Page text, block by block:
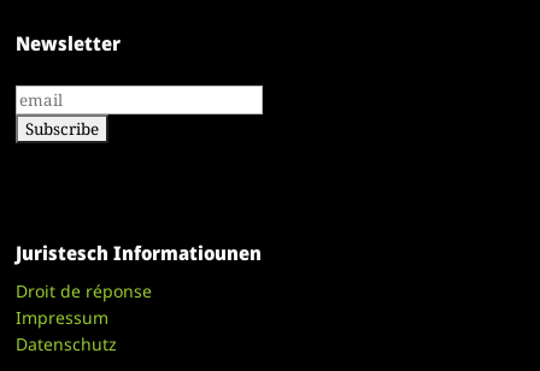
Newsletter
Juristesch Informatiounen
Droit de réponse
Impressum
Datenschutz